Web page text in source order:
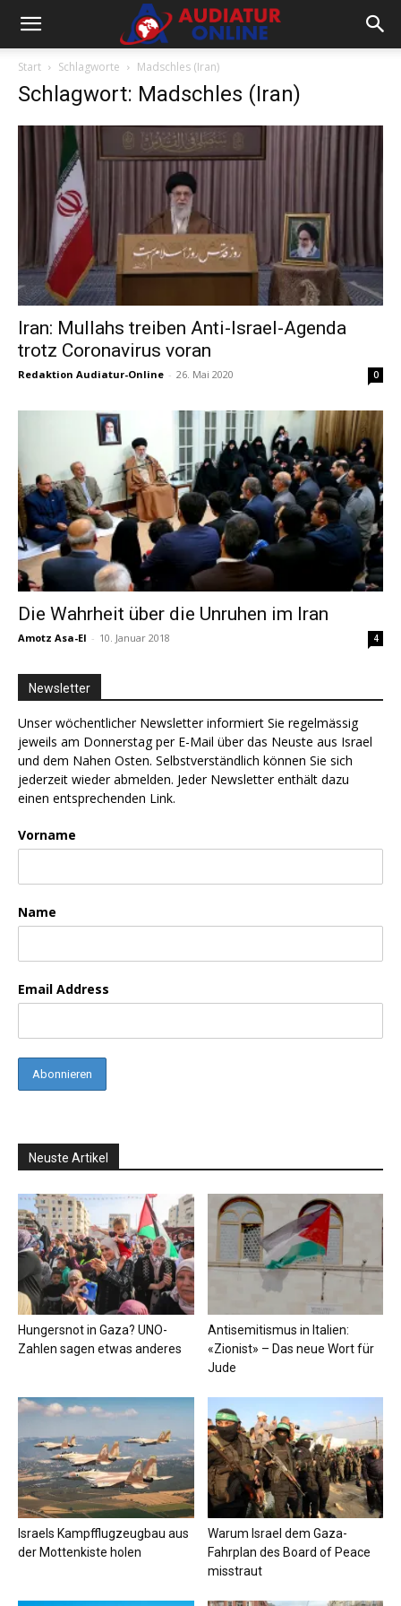
Start Schlagworte Madschles (Iran)
Schlagwort: Madschles (Iran)
Iran: Mullahs treiben Anti-Israel-Agenda
trotz Coronavirus voran
Redaktion Audiatur-Online - 26. Mai 2020 0
Die Wahrheit über die Unruhen im Iran
Amotz Asa-El - 10. Januar 2018 4
Newsletter
Unser wöchentlicher Newsletter informiert Sie regelmässig
jeweils am Donnerstag per E-Mail über das Neuste aus Israel
und dem Nahen Osten. Selbstverständlich können Sie sich
jederzeit wieder abmelden. Jeder Newsletter enthält dazu
einen entsprechenden Link.
Vorname
Name
Email Address
Neuste Artikel
Hungersnot in Gaza? UNO-
Zahlen sagen etwas anderes
Antisemitismus in Italien:
«Zionist» – Das neue Wort für
Jude
Israels Kampfflugzeugbau aus
der Mottenkiste holen
Warum Israel dem Gaza-
Fahrplan des Board of Peace
misstraut